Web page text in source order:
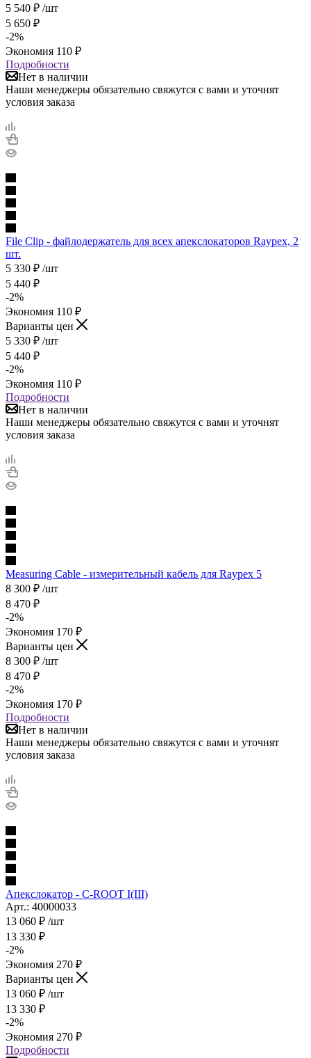
5 540 ₽ /шт
5 650 ₽
-2%
Экономия 110 ₽
Подробности
Нет в наличии
Наши менеджеры обязательно свяжутся с вами и уточнят
условия заказа
File Clip - файлодержатель для всех апекслокаторов Raypex, 2
шт.
5 330 ₽ /шт
5 440 ₽
-2%
Экономия 110 ₽
Варианты цен
5 330 ₽ /шт
5 440 ₽
-2%
Экономия 110 ₽
Подробности
Нет в наличии
Наши менеджеры обязательно свяжутся с вами и уточнят
условия заказа
Measuring Cable - измерительный кабель для Raypex 5
8 300 ₽ /шт
8 470 ₽
-2%
Экономия 170 ₽
Варианты цен
8 300 ₽ /шт
8 470 ₽
-2%
Экономия 170 ₽
Подробности
Нет в наличии
Наши менеджеры обязательно свяжутся с вами и уточнят
условия заказа
Апекслокатор - C-ROOT I(III)
Арт.: 40000033
13 060 ₽ /шт
13 330 ₽
-2%
Экономия 270 ₽
Варианты цен
13 060 ₽ /шт
13 330 ₽
-2%
Экономия 270 ₽
Подробности